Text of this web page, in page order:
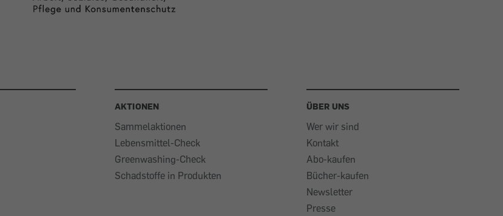
AKTIONEN
Sammelaktionen
Lebensmittel-Check
Greenwashing-Check
Schadstoffe in Produkten
ÜBER UNS
Wer wir sind
Kontakt
Abo-kaufen
Bücher-kaufen
Newsletter
Presse